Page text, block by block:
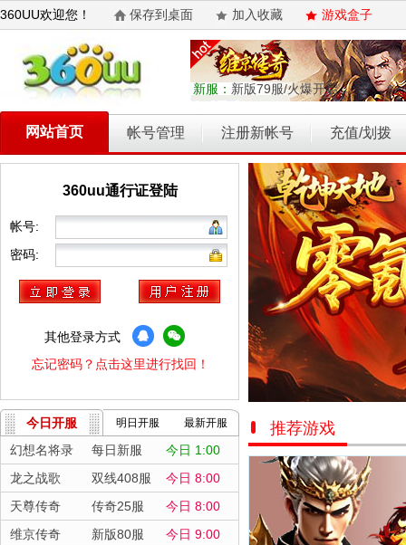
360UU欢迎您！ 保存到桌面 加入收藏 游戏盒子
新服： 新版79服/火爆开启
网站首页 帐号管理 注册新帐号 充值/划拨
360uu通行证登陆
帐号:
密码:
其他登录方式
忘记密码？点击这里进行找回！
今日开服 明日开服 最新开服
幻想名将录 每日新服
今日 1:00
龙之战歌
双线408服
今日 8:00
天尊传奇
传奇25服
今日 8:00
维京传奇
新版80服
今日 9:00
乾坤天地
开天西游
霸者归来
权力的游戏
维京传奇
推荐游戏